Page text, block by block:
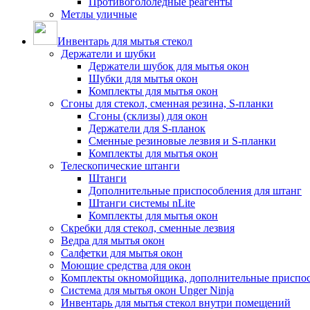
Метлы уличные
Инвентарь для мытья стекол
Держатели и шубки
Держатели шубок для мытья окон
Шубки для мытья окон
Комплекты для мытья окон
Сгоны для стекол, сменная резина, S-планки
Сгоны (склизы) для окон
Держатели для S-планок
Сменные резиновые лезвия и S-планки
Комплекты для мытья окон
Телескопические штанги
Штанги
Дополнительные приспособления для штанг
Штанги системы nLite
Комплекты для мытья окон
Скребки для стекол, сменные лезвия
Ведра для мытья окон
Салфетки для мытья окон
Моющие средства для окон
Комплекты окномойщика, дополнительные
Система для мытья окон Unger Ninja
Инвентарь для мытья стекол внутри помещений